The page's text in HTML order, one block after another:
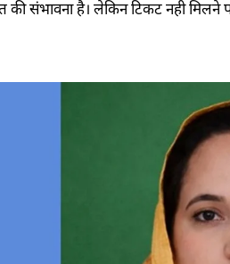
की संभावना है। लेकिन टिकट नही